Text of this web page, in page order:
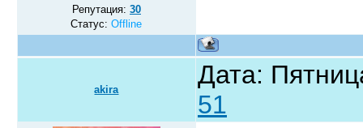
Репутация: 30
Статус:Offline
akira
Дата:
51